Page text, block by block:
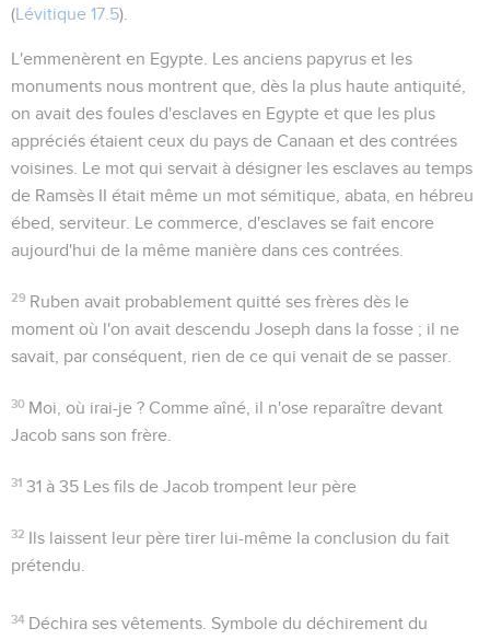
(Lévitique 17.5).
L'emmenèrent en Egypte . Les anciens papyrus et les
monuments nous montrent que, dès la plus haute antiquité,
on avait des foules d'esclaves en Egypte et que les plus
appréciés étaient ceux du pays de Canaan et des contrées
voisines. Le mot qui servait à désigner les esclaves au temps
de Ramsès II était même un mot sémitique, abata , en hébreu
ébed , serviteur. Le commerce, d'esclaves se fait encore
aujourd'hui de la même manière dans ces contrées.
29 Ruben avait probablement quitté ses frères dès le
moment où l'on avait descendu Joseph dans la fosse ; il ne
savait, par conséquent, rien de ce qui venait de se passer.
30 Moi, où irai-je ? Comme aîné, il n'ose reparaître devant
Jacob sans son frère.
31 31 à 35 Les fils de Jacob trompent leur père
32 Ils laissent leur père tirer lui-même la conclusion du fait
prétendu.
34 Déchira ses vêtements . Symbole du déchirement du